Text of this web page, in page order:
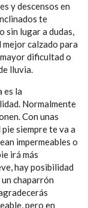
y descensos en
te
sin lugar a dudas,
calzado para
dificultad o
lluvia.
es la
Normalmente
Con unas
siempre te va a
impermeables o
irá más
hay posibilidad
chaparrón
pero en